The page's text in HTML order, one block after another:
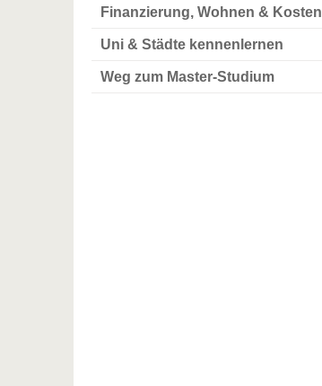
Finanzierung, Wohnen & Kosten
Uni & Städte kennenlernen
Weg zum Master-Studium